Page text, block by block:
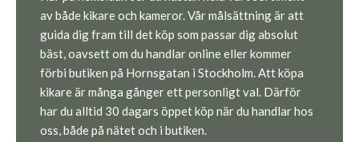
av både kikare och kameror. Vår målsättning är att
guida dig fram till det köp som passar dig absolut
bäst, oavsett om du handlar online eller kommer
förbi butiken på Hornsgatan i Stockholm. Att köpa
kikare är många gånger ett personligt val. Därför
har du alltid 30 dagars öppet köp när du handlar hos
oss, både på nätet och i butiken.